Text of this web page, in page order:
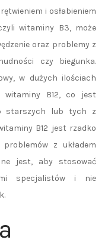
i osłabieniem
witaminy B3, może
oraz problemy z
czy biegunka.
w dużych ilościach
witaminy B12, co jest
starszych lub tych z
B12 jest rzadko
z układem
jest, aby stosować
specjalistów i nie